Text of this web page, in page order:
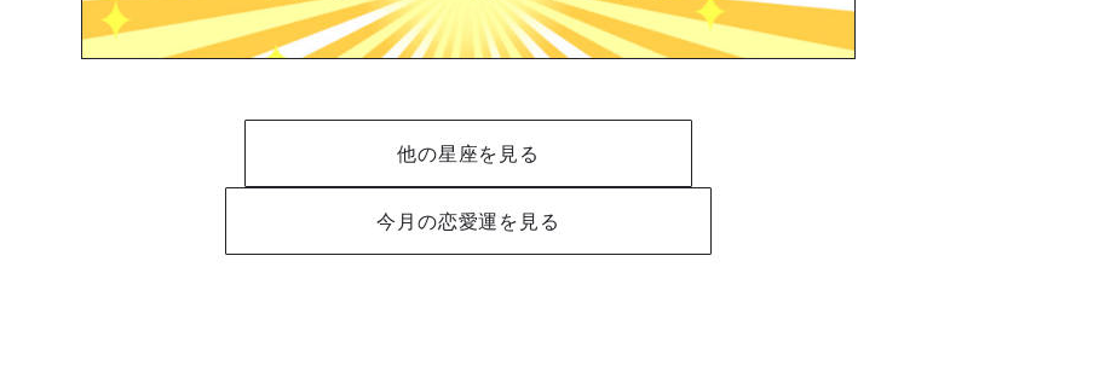
他の星座を見る
今月の恋愛運を見る